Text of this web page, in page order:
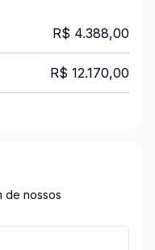
R$ 4.388,00
R$ 12.170,00
de nossos